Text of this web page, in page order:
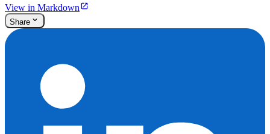
View in Markdown
Share